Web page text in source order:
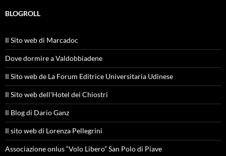
BLOGROLL
Il Sito web di Marcadoc
Dove dormire a Valdobbiadene
Il Sito web de La Forum Editrice Universitaria Udinese
Il Sito web dell'Hotel dei Chiostri
Il Blog di Dario Ganz
Il sito web di Lorenza Pellegrini
Associazione onlus “Volo Libero” San Polo di Piave